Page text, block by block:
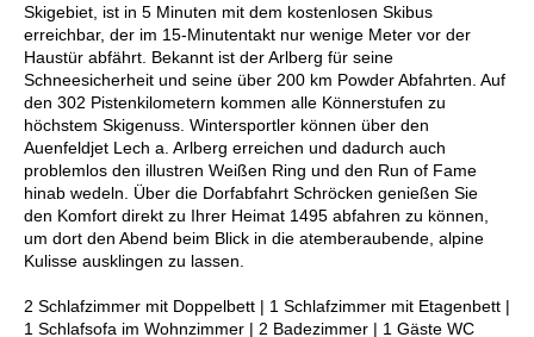
Skigebiet, ist in 5 Minuten mit dem kostenlosen Skibus
erreichbar, der im 15-Minutentakt nur wenige Meter vor der
Haustür abfährt. Bekannt ist der Arlberg für seine
Schneesicherheit und seine über 200 km Powder Abfahrten. Auf
den 302 Pistenkilometern kommen alle Könnerstufen zu
höchstem Skigenuss. Wintersportler können über den
Auenfeldjet Lech a. Arlberg erreichen und dadurch auch
problemlos den illustren Weißen Ring und den Run of Fame
hinab wedeln. Über die Dorfabfahrt Schröcken genießen Sie
den Komfort direkt zu Ihrer Heimat 1495 abfahren zu können,
um dort den Abend beim Blick in die atemberaubende, alpine
Kulisse ausklingen zu lassen.
2 Schlafzimmer mit Doppelbett | 1 Schlafzimmer mit Etagenbett |
1 Schlafsofa im Wohnzimmer | 2 Badezimmer | 1 Gäste WC